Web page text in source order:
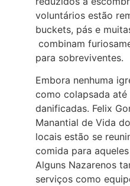
voluntários estão
buckets, pás e
combinam
para sobreviventes.
Embora nenhuma
como colapsada
danificadas. Felix
Manantial de Vida
locais estão se
comida para
Alguns Nazarenos
serviços como